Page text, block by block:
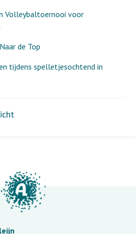
Volleybaltoernooi voor
de Top
tijdens spelletjesochtend in